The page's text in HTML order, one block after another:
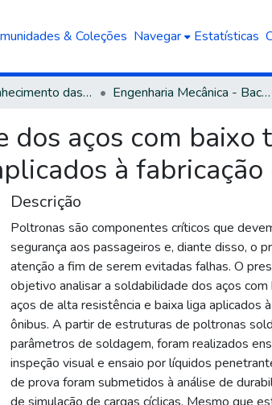
& Coleções Navegar Estatísticas
Área do Conhecimento das Engenharias Engenharia Mecânica - Bacharelado
aços com baixo
à
Descrição
Poltronas são componentes críticos que
segurança aos passageiros e, diante disso, o
atenção a fim de serem evitadas falhas. O
objetivo analisar a soldabilidade dos aços
aços de alta resistência e baixa liga aplicados
ônibus. A partir de estruturas de poltronas
parâmetros de soldagem, foram realizados
inspeção visual e ensaio por líquidos
de prova foram submetidos à análise de